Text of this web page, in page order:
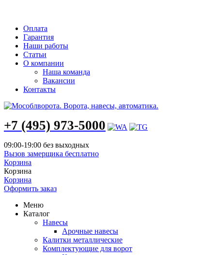
Оплата
Гарантия
Наши работы
Статьи
О компании
Наша команда
Вакансии
Контакты
+7 (495) 973-5000
09:00-19:00 без выходных
Вызов замерщика бесплатно
Корзина
Корзина
Корзина
Оформить заказ
Меню
Каталог
Навесы
Арочные навесы
Калитки металлические
Комплектующие для ворот